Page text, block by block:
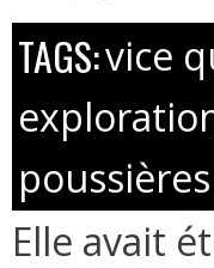
TAGS:vice
poussières
Elle avait